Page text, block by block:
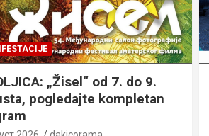
„Žisel“ od 7. do 9.
pogledajte kompletan